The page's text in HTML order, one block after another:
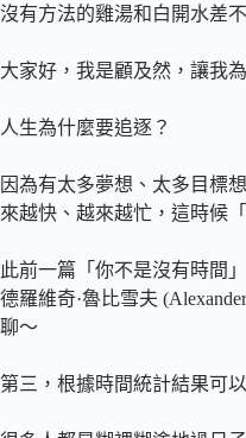
沒有方法的雞湯和白開水差
大家好，我是顧及然，讓我
人生為什麼要追逐？
因為有太多夢想、太多目標
來越快、越來越忙，這時候
此前一篇「你不是沒有時間
德羅維奇·魯比雪夫
聊～
第三，根據時間統計結果可